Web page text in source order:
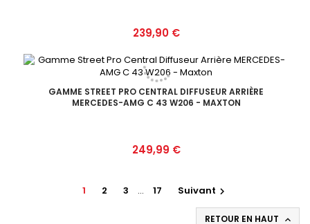
Prix
239,90 €
GAMME STREET PRO CENTRAL DIFFUSEUR ARRIÈRE
MERCEDES-AMG C 43 W206 - MAXTON
Prix
249,99 €
1 2 3 … 17 Suivant 
RETOUR EN HAUT 